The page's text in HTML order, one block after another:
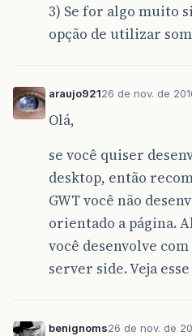
3) Se for algo muito
opção de utilizar
araujo92126 de nov. de
Olá,
se você quiser
desktop, então
GWT você não
orientado a página.
você desenvolve
server side. Veja esse
benignoms26 de nov. de